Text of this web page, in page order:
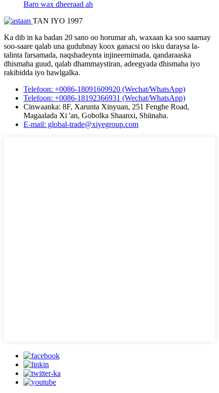
Baro wax dheeraad ah
TAN IYO 1997
Ka dib in ka badan 20 sano oo horumar ah, waxaan ka soo saarnay
soo-saare qalab una gudubnay koox ganacsi oo isku daraysa la-
talinta farsamada, naqshadeynta injineernimada, qandaraaska
dhismaha guud, qalab dhammaystiran, adeegyada dhismaha iyo
rakibidda iyo hawlgalka.
Telefoon: +0086-18091609920 (Wechat/WhatsApp)
Telefoon: +0086-18192366931 (Wechat/WhatsApp)
Cinwaanka: 8F, Xarunta Xinyuan, 251 Fenghe Road,
Magaalada Xi 'an, Gobolka Shaanxi, Shiinaha.
E-mail: global-trade@xiyegroup.com